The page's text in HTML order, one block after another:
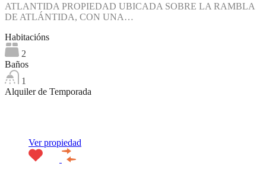
ATLANTIDA PROPIEDAD UBICADA SOBRE LA RAMBLA
DE ATLÁNTIDA, CON UNA…
Habitacións
2
Baños
1
Alquiler de Temporada
Ver propiedad